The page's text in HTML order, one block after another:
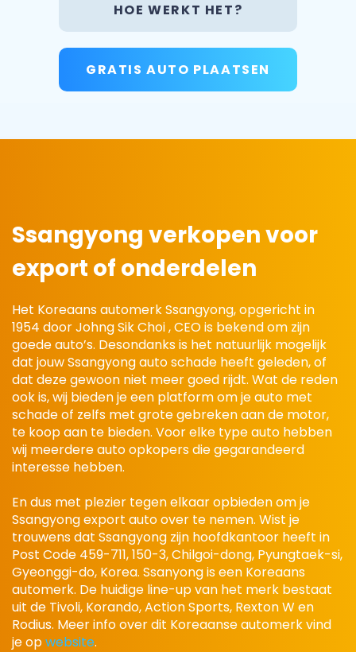
HOE WERKT HET?
GRATIS AUTO PLAATSEN
Ssangyong verkopen voor
export of onderdelen
Het Koreaans automerk Ssangyong, opgericht in
1954 door Johng Sik Choi , CEO is bekend om zijn
goede auto’s. Desondanks is het natuurlijk mogelijk
dat jouw Ssangyong auto schade heeft geleden, of
dat deze gewoon niet meer goed rijdt. Wat de reden
ook is, wij bieden je een platform om je auto met
schade of zelfs met grote gebreken aan de motor,
te koop aan te bieden. Voor elke type auto hebben
wij meerdere auto opkopers die gegarandeerd
interesse hebben.
En dus met plezier tegen elkaar opbieden om je
Ssangyong export auto over te nemen. Wist je
trouwens dat Ssangyong zijn hoofdkantoor heeft in
Post Code 459-711, 150-3, Chilgoi-dong, Pyungtaek-si,
Gyeonggi-do, Korea. Ssanyong is een Koreaans
automerk. De huidige line-up van het merk bestaat
uit de Tivoli, Korando, Action Sports, Rexton W en
Rodius. Meer info over dit Koreaanse automerk vind
je opwebsite.